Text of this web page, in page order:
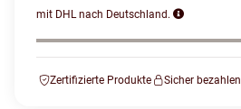
mit DHL nach Deutschland.
Zertifizierte Produkte Sicher bezahlen